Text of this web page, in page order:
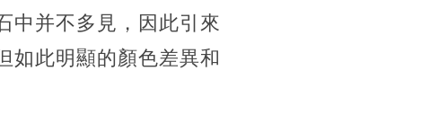
中并不多見，因此引來
如此明顯的顏色差異和